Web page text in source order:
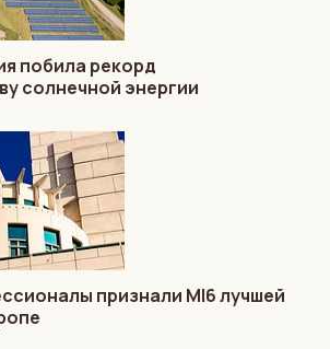
побила рекорд
солнечной энергии
признали MI6 лучшей